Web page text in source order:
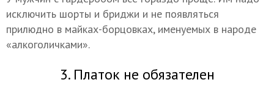
исключить шорты и бриджи и не появляться
прилюдно в майках-борцовках, именуемых в народе
«алкоголичками».
3. Платок не обязателен